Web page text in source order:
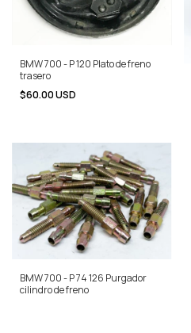
BMW 700 - P 120 Plato de freno
trasero
$60.00 USD
BMW 700 - P 74 126 Purgador
cilindro de freno